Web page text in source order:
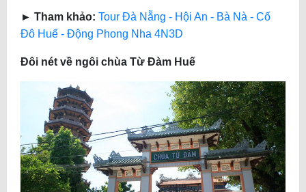
► Tham khảo: Tour Đà Nẵng - Hội An - Bà Nà - Cố
Đô Huế - Động Phong Nha 4N3D
Đôi nét về ngôi chùa Từ Đàm Huế